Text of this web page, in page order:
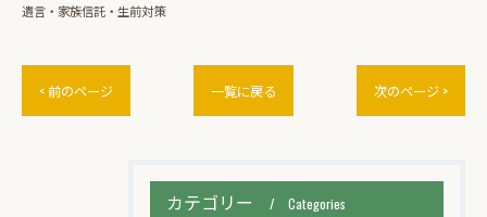
遺言・家族信託・生前対策
< 前のページ 一覧に戻る 次のページ >
カテゴリー Categories